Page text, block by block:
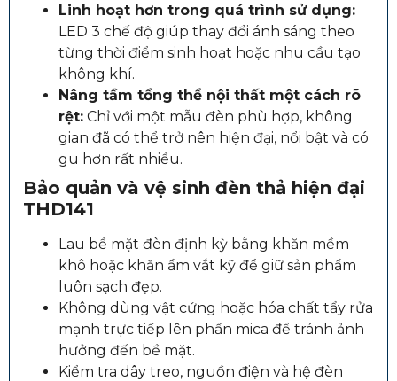
Linh hoạt hơn trong quá trình sử dụng:
LED 3 chế độ giúp thay đổi ánh sáng theo
từng thời điểm sinh hoạt hoặc nhu cầu tạo
không khí.
Nâng tầm tổng thể nội thất một cách rõ
rệt: Chỉ với một mẫu đèn phù hợp, không
gian đã có thể trở nên hiện đại, nổi bật và có
gu hơn rất nhiều.
Bảo quản và vệ sinh đèn thả hiện đại
THD141
Lau bề mặt đèn định kỳ bằng khăn mềm
khô hoặc khăn ẩm vắt kỹ để giữ sản phẩm
luôn sạch đẹp.
Không dùng vật cứng hoặc hóa chất tẩy rửa
mạnh trực tiếp lên phần mica để tránh ảnh
hưởng đến bề mặt.
Kiểm tra dây treo, nguồn điện và hệ đèn